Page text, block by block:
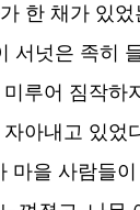
한 채가 있
서넛은 족히
루어 짐작하
아내고 있었
마을 사람들